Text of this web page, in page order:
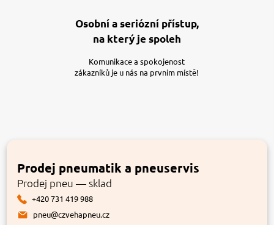
Osobní a seriózní přístup,
na který je spoleh
Komunikace a spokojenost
zákazníků je u nás na prvním místě!
Prodej pneumatik a pneuservis
Prodej pneu — sklad
+420 731 419 988
pneu@czvehapneu.cz